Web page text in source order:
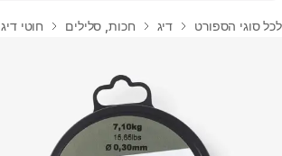
בית
לכל סוגי הספורט דיג חכות, סלילים חוטי דיג